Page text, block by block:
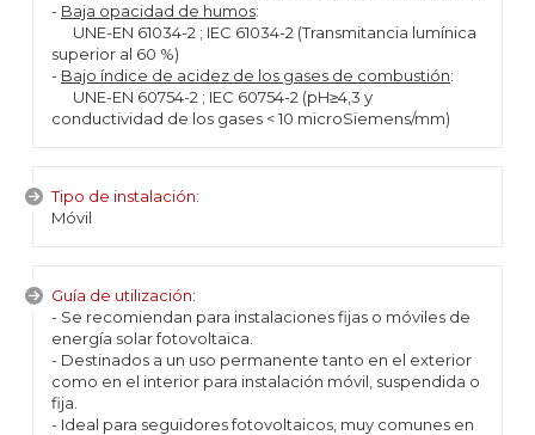
- Baja opacidad de humos:
UNE-EN 61034-2 ; IEC 61034-2 (Transmitancia lumínica
superior al 60 %)
- Bajo índice de acidez de los gases de combustión:
UNE-EN 60754-2 ; IEC 60754-2 (pH≥4,3 y
conductividad de los gases < 10 microSiemens/mm)
Tipo de instalación:
Móvil
Guía de utilización:
- Se recomiendan para instalaciones fijas o móviles de
energía solar fotovoltaica.
- Destinados a un uso permanente tanto en el exterior
como en el interior para instalación móvil, suspendida o
fija.
- Ideal para seguidores fotovoltaicos, muy comunes en